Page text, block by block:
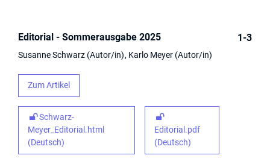
Editorial - Sommerausgabe 2025
Susanne Schwarz Autor/in Karlo Meyer Autor/in
Zum Artikel
Schwarz-
Meyer_Editorial.html
(Deutsch)
Editorial.pdf
(Deutsch)
1-3